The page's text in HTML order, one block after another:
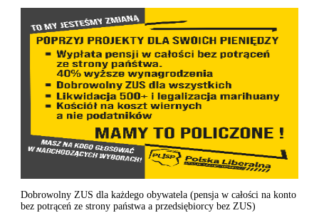
Dobrowolny ZUS dla każdego obywatela (pensja w całości na konto
bez potrąceń ze strony państwa a przedsiębiorcy bez ZUS)